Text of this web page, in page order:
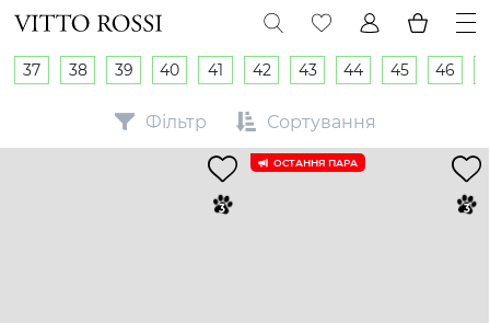
37 38 39 40 41 42 43 44 45 46
Фільтр Сортування
ОСТАННЯ ПАРА